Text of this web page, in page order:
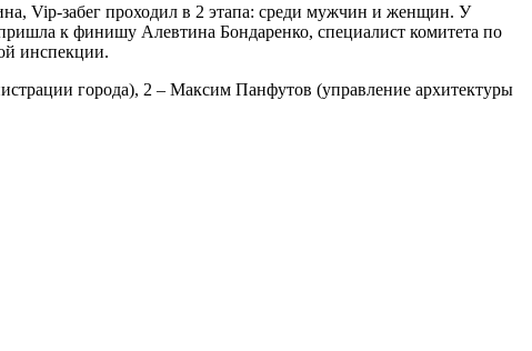
Vip-забег проходил в 2 этапа: среди мужчин и женщин. У
к финишу Алевтина Бондаренко, специалист комитета по
инспекции.
города), 2 – Максим Панфутов (управление архитектуры